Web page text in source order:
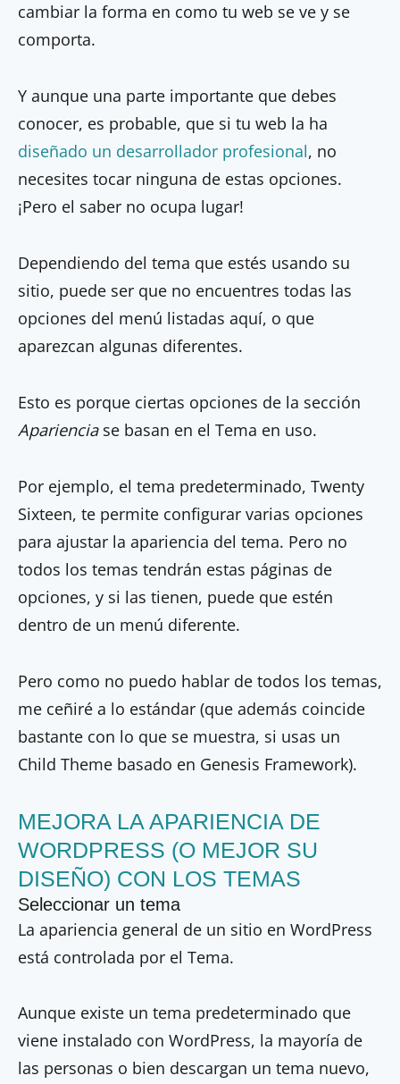
cambiar la forma en como tu web se ve y se
comporta.
Y aunque una parte importante que debes
conocer, es probable, que si tu web la ha
diseñado un desarrollador profesional, no
necesites tocar ninguna de estas opciones.
¡Pero el saber no ocupa lugar!
Dependiendo del tema que estés usando su
sitio, puede ser que no encuentres todas las
opciones del menú listadas aquí, o que
aparezcan algunas diferentes.
Esto es porque ciertas opciones de la sección
Aparienciase basan en el Tema en uso.
Por ejemplo, el tema predeterminado, Twenty
Sixteen, te permite configurar varias opciones
para ajustar la apariencia del tema. Pero no
todos los temas tendrán estas páginas de
opciones, y si las tienen, puede que estén
dentro de un menú diferente.
Pero como no puedo hablar de todos los temas,
me ceñiré a lo estándar (que además coincide
bastante con lo que se muestra, si usas un
Child Theme basado en Genesis Framework).
MEJORA LA APARIENCIA DE
WORDPRESS (O MEJOR SU
DISEÑO) CON LOS TEMAS
Seleccionar un tema
La apariencia general de un sitio en WordPress
está controlada por el Tema.
Aunque existe un tema predeterminado que
viene instalado con WordPress, la mayoría de
las personas o bien descargan un tema nuevo,